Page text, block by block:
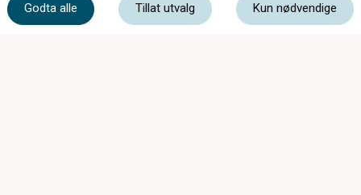
Godta alle Tillat utvalg Kun nødvendige